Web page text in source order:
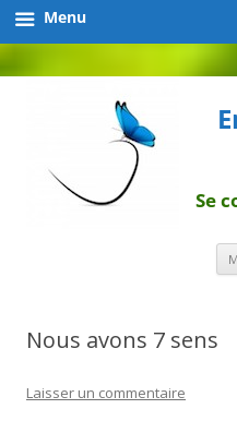
Se
Nous avons 7 sens
Laisser un commentaire
Menu